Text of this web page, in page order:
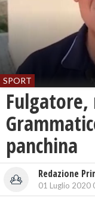
SPORT
Fulgatore,
panchina
Redazione
01 Luglio 2020